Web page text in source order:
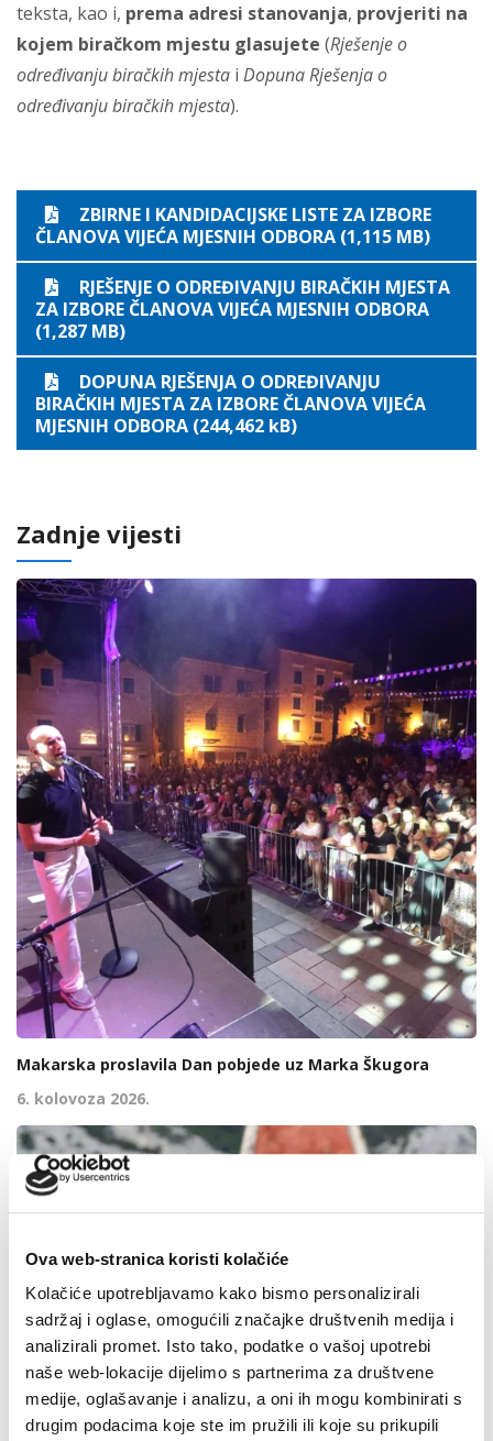
Ova web-stranica koristi kolačiće
Kolačiće upotrebljavamo kako bismo personalizirali
sadržaj i oglase, omogućili značajke društvenih medija i
analizirali promet. Isto tako, podatke o vašoj upotrebi
naše web-lokacije dijelimo s partnerima za društvene
medije, oglašavanje i analizu, a oni ih mogu kombinirati s
drugim podacima koje ste im pružili ili koje su prikupili
teksta, kao i, prema adresi stanovanja, provjeriti na
kojem biračkom mjestu glasujete (Rješenje o
određivanju biračkih mjesta i Dopuna Rješenja o
određivanju biračkih mjesta).
ZBIRNE I KANDIDACIJSKE LISTE ZA IZBORE
ČLANOVA VIJEĆA MJESNIH ODBORA (1,115 MB)
RJEŠENJE O ODREĐIVANJU BIRAČKIH MJESTA
ZA IZBORE ČLANOVA VIJEĆA MJESNIH ODBORA
(1,287 MB)
DOPUNA RJEŠENJA O ODREĐIVANJU
BIRAČKIH MJESTA ZA IZBORE ČLANOVA VIJEĆA
MJESNIH ODBORA (244,462 kB)
Zadnje vijesti
Makarska proslavila Dan pobjede uz Marka Škugora
6. kolovoza 2026.